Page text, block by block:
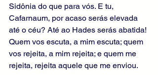
Sidônia do que para vós. E tu,
Cafarnaum, por acaso serás elevada
até o céu? Até ao Hades serás abatida!
Quem vos escuta, a mim escuta; quem
vos rejeita, a mim rejeita; e quem me
rejeita, rejeita aquele que me enviou.